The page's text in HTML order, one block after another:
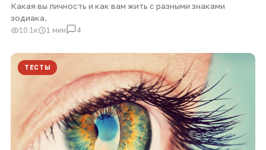
Какая вы личность и как вам жить с разными знаками
зодиака.
10.1к 1 мин 4
ТЕСТЫ